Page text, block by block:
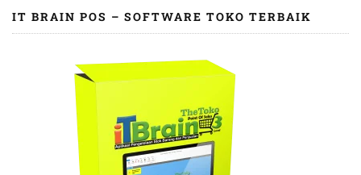
IT BRAIN POS – SOFTWARE TOKO TERBAIK